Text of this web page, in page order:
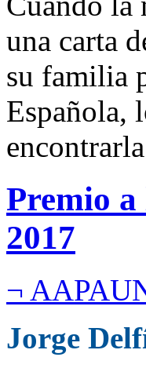
una carta
su familia
Española,
Premio
2017
¬
Jorge